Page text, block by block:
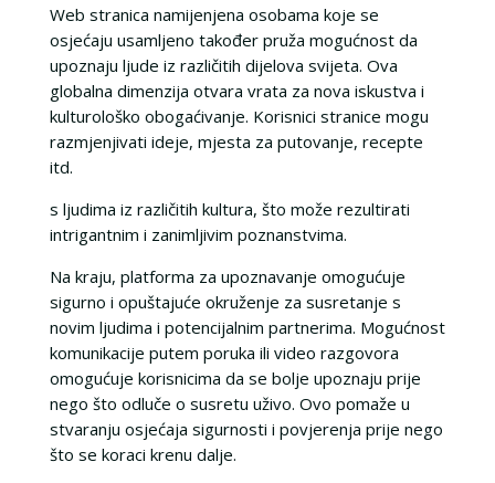
Web stranica namijenjena osobama koje se
osjećaju usamljeno također pruža mogućnost da
upoznaju ljude iz različitih dijelova svijeta. Ova
globalna dimenzija otvara vrata za nova iskustva i
kulturološko obogaćivanje. Korisnici stranice mogu
razmjenjivati ideje, mjesta za putovanje, recepte
itd.
s ljudima iz različitih kultura, što može rezultirati
intrigantnim i zanimljivim poznanstvima.
Na kraju, platforma za upoznavanje omogućuje
sigurno i opuštajuće okruženje za susretanje s
novim ljudima i potencijalnim partnerima. Mogućnost
komunikacije putem poruka ili video razgovora
omogućuje korisnicima da se bolje upoznaju prije
nego što odluče o susretu uživo. Ovo pomaže u
stvaranju osjećaja sigurnosti i povjerenja prije nego
što se koraci krenu dalje.